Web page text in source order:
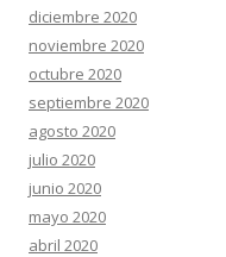
diciembre 2020
noviembre 2020
octubre 2020
septiembre 2020
agosto 2020
julio 2020
junio 2020
mayo 2020
abril 2020